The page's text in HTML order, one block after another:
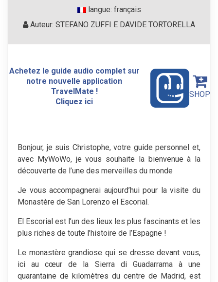
langue: français
Auteur: STEFANO ZUFFI E DAVIDE TORTORELLA
Achetez le guide audio complet sur
notre nouvelle application
TravelMate !
Cliquez ici
SHOP
Bonjour, je suis Christophe, votre guide personnel et,
avec MyWoWo, je vous souhaite la bienvenue à la
découverte de l’une des merveilles du monde
Je vous accompagnerai aujourd’hui pour la visite du
Monastère de San Lorenzo el Escorial.
El Escorial est l’un des lieux les plus fascinants et les
plus riches de toute l’histoire de l’Espagne !
Le monastère grandiose qui se dresse devant vous,
ici au cœur de la Sierra di Guadarrama à une
quarantaine de kilomètres du centre de Madrid, est